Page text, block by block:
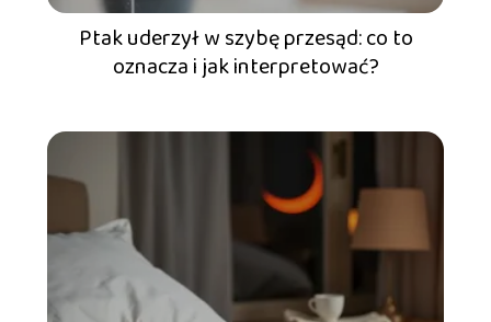
Ptak uderzył w szybę przesąd: co to
oznacza i jak interpretować?